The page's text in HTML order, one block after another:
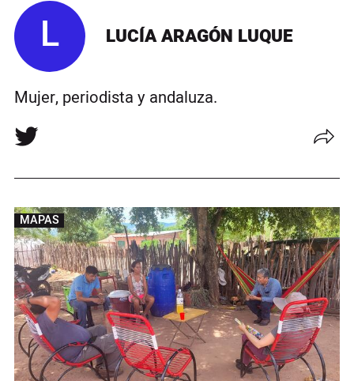
L LUCÍA ARAGÓN LUQUE
Mujer, periodista y andaluza.
MAPAS